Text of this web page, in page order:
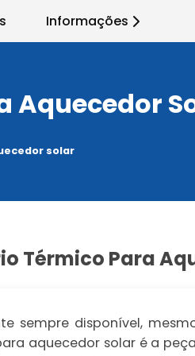
Informações
Aquecedor
solar
Térmico Para
sempre disponível,
aquecedor solar é a